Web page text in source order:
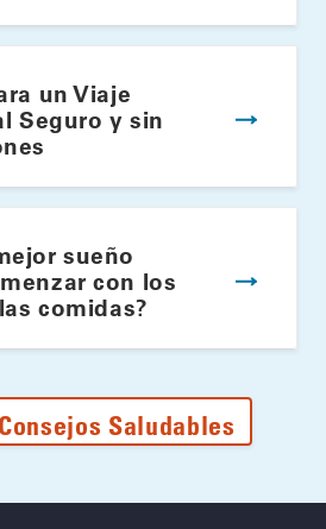
un Viaje
Seguro y sin
sueño
con los
comidas?
Saludables